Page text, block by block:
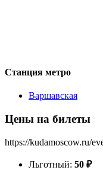
Станция метро
Варшавская
Цены на билеты
https://kudamoscow.ru/
Льготный: 50 ₽